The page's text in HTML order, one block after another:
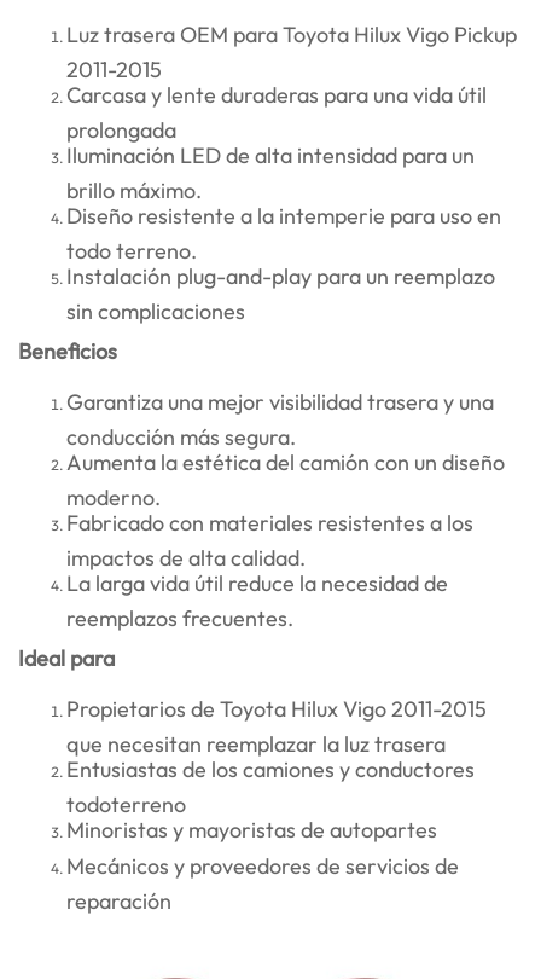
Luz trasera OEM para Toyota Hilux Vigo Pickup
2011-2015
Carcasa y lente duraderas para una vida útil
prolongada
Iluminación LED de alta intensidad para un
brillo máximo.
Diseño resistente a la intemperie para uso en
todo terreno.
Instalación plug-and-play para un reemplazo
sin complicaciones
Beneficios
Garantiza una mejor visibilidad trasera y una
conducción más segura.
Aumenta la estética del camión con un diseño
moderno.
Fabricado con materiales resistentes a los
impactos de alta calidad.
La larga vida útil reduce la necesidad de
reemplazos frecuentes.
Ideal para
Propietarios de Toyota Hilux Vigo 2011-2015
que necesitan reemplazar la luz trasera
Entusiastas de los camiones y conductores
todoterreno
Minoristas y mayoristas de autopartes
Mecánicos y proveedores de servicios de
reparación